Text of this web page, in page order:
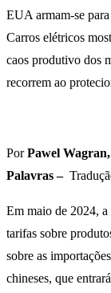
EUA armam-se
Carros elétricos
caos produtivo dos
recorrem ao
PorPawel Wagran,
Palavras –
Em maio de 2024, a
tarifas sobre
sobre as
chineses, que